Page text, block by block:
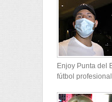
Enjoy Punta del
fútbol